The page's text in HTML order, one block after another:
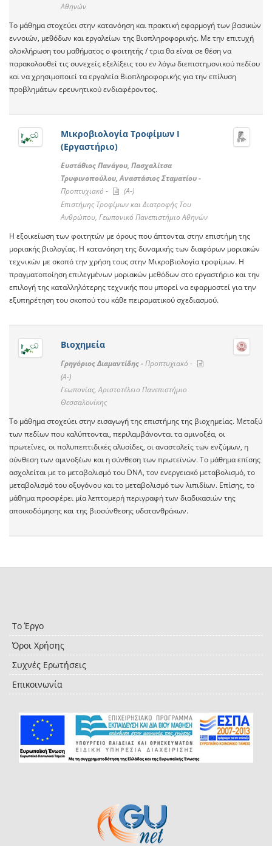
Αθηνών
Το μάθημα στοχεύει στην κατανόηση και πρακτική εφαρμογή των βασικών
εννοιών, μεθόδων και εργαλείων της Βιοπληροφορικής. Με την επιτυχή
ολοκλήρωση του μαθήματος ο φοιτητής / τρια θα είναι σε θέση να
παρακολουθεί τις συνεχείς εξελίξεις του εν λόγω διεπιστημονικού πεδίου
και να χρησιμοποιεί τα εργαλεία Βιοπληροφορικής για την επίλυση
προβλημάτων ερευνητικού ενδιαφέροντος.
Μικροβιολογία Τροφίμων Ι
(Εργαστήριο)
Ευστάθιος Πανάγου, Πασχαλίτσα
Τρυφινοπούλου, Αναστάσιος Σταματίου -
Προπτυχιακό -
(A-)
Επιστήμης Τροφίμων και Διατροφής Του
Ανθρώπου, Γεωπονικό Πανεπιστήμιο Αθηνών
Η εξοικείωση των φοιτητών με όρους που άπτονται στην επιστήμη της
μοριακής βιολογίας. Η κατανόηση της δυναμικής των διαφόρων μοριακών
τεχνικών με σκοπό την χρήση τους στην Μικροβιολογία τροφίμων. Η
πραγματοποίηση επιλεγμένων μοριακών μεθόδων στο εργαστήριο και την
επιλογή της καταλληλότερης τεχνικής που μπορεί να εφαρμοστεί για την
εξυπηρέτηση του σκοπού του κάθε πειραματικού σχεδιασμού.
Βιοχημεία
Γρηγόριος Διαμαντίδης -Προπτυχιακό -
(A-)
Γεωπονίας, Αριστοτέλειο Πανεπιστήμιο
Θεσσαλονίκης
Το μάθημα στοχεύει στην εισαγωγή της επιστήμης της βιοχημείας. Μεταξύ
των πεδίων που καλύπτονται, περιλαμβάνονται τα αμινοξέα, οι
πρωτεΐνες, οι πολυπεπτιδικές αλυσίδες, οι αναστολείς των ενζύμων, η
σύνθεση των αμινοξέων και η σύνθεση των πρωτεϊνών. Το μάθημα επίσης
ασχολείται με το μεταβολισμό του DNA, τον ενεργειακό μεταβολισμό, το
μεταβολισμό του οξυγόνου και το μεταβολισμό των λιπιδίων. Επίσης, το
μάθημα προσφέρει μία λεπτομερή περιγραφή των διαδικασιών της
αποικοδόμησης και της βιοσύνθεσης υδατανθράκων.
Το Έργο
Όροι Χρήσης
Συχνές Ερωτήσεις
Επικοινωνία